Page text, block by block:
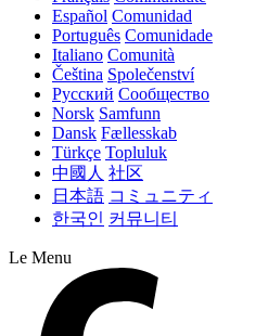
Español Comunidad
Português Comunidade
Italiano Comunità
Čeština Společenství
Русский Сообщество
Norsk Samfunn
Dansk Fællesskab
Türkçe Topluluk
中國人 社区
日本語 コミュニティ
한국인 커뮤니티
Le Menu